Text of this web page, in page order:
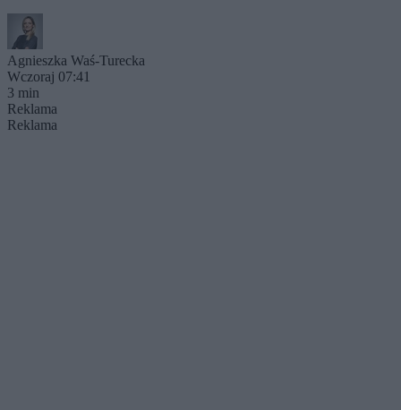
Agnieszka Waś-Turecka
Wczoraj 07:41
3 min
Reklama
Reklama